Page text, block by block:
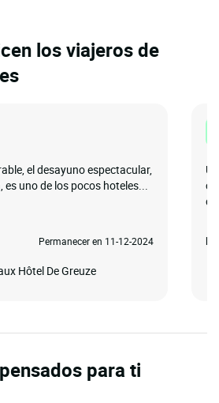
los viajeros de
el desayuno espectacular,
uno de los pocos hoteles...
Permanecer en 11-12-2024
Hôtel De Greuze
para ti